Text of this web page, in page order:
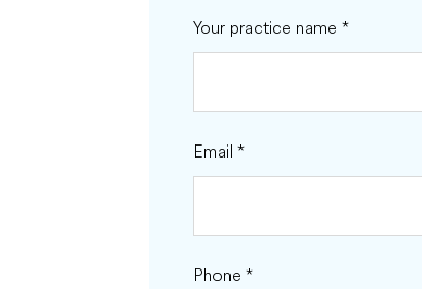
Your practice name *
Email *
Phone *